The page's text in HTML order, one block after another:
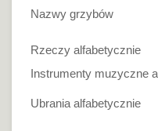
Nazwy grzybów
Rzeczy alfabetycznie
Instrumenty muzyczne
Ubrania alfabetycznie